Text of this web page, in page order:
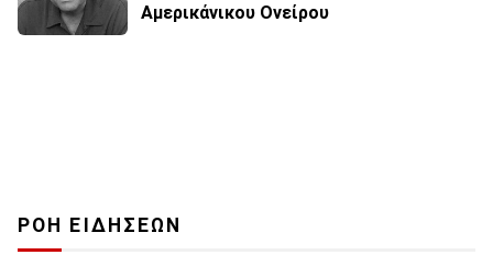
Αμερικάνικου Ονείρου
ΡΟΗ ΕΙΔΗΣΕΩΝ